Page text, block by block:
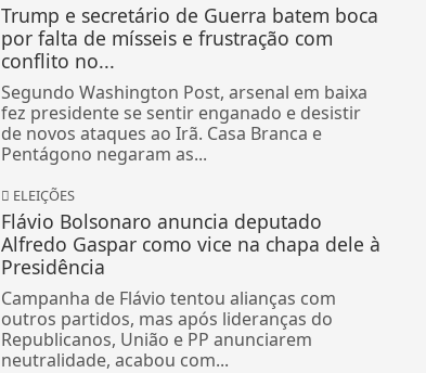
Trump e secretário de Guerra batem boca
por falta de mísseis e frustração com
conflito no...
Segundo Washington Post, arsenal em baixa
fez presidente se sentir enganado e desistir
de novos ataques ao Irã. Casa Branca e
Pentágono negaram as...
ELEIÇÕES
Flávio Bolsonaro anuncia deputado
Alfredo Gaspar como vice na chapa dele à
Presidência
Campanha de Flávio tentou alianças com
outros partidos, mas após lideranças do
Republicanos, União e PP anunciarem
neutralidade, acabou com...